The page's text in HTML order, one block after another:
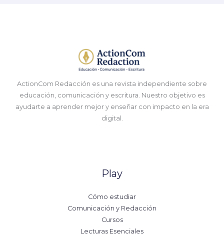
ActionCom Redacción es una revista independiente sobre
educación, comunicación y escritura. Nuestro objetivo es
ayudarte a aprender mejor y enseñar con impacto en la era
digital.
Play
Cómo estudiar
Comunicación y Redacción
Cursos
Lecturas Esenciales